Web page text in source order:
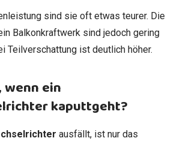
sind sie oft etwas teurer. Die
Balkonkraftwerk sind jedoch gering
Teilverschattung ist deutlich höher.
wenn ein
kaputtgeht?
ausfällt, ist nur das